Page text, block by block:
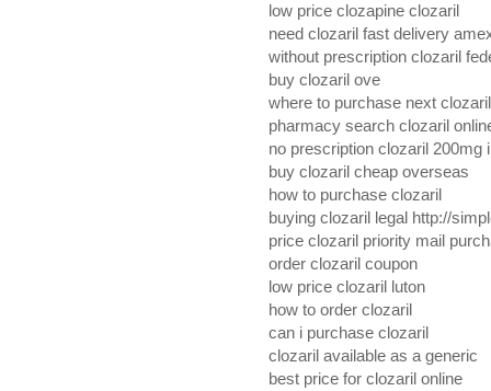
low price clozapine clozaril
need clozaril fast delivery
without prescription clozaril
buy clozaril ove
where to purchase next clozaril
pharmacy search clozaril
no prescription clozaril 200mg
buy clozaril cheap overseas
how to purchase clozaril
buying clozaril legal http://
price clozaril priority mail
order clozaril coupon
low price clozaril luton
how to order clozaril
can i purchase clozaril
clozaril available as a generic
best price for clozaril online